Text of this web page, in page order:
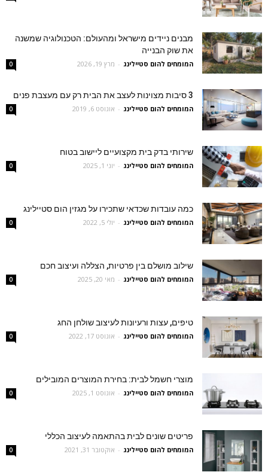
מבנים ניידים מישראל ומהעולם: הטכנולוגיה שמשנה
את שוק הבנייה
המומחים להום סטיילינג - מרץ 19, 2026 0
3 סיבות מצוינות לעצב את הבית רק עם מעצבת פנים
המומחים להום סטיילינג - אוגוסט 6, 2019 0
שירותי בדק בית מקצועיים ליישוב בטוח
המומחים להום סטיילינג - יוני 1, 2025 0
כמה עובדות שכדאי שתכירו על מגזין הום סטיילינג
המומחים להום סטיילינג - יולי 5, 2022 0
שילוב מושלם בין פרטיות, הצללה ועיצוב חכם
המומחים להום סטיילינג - מאי 20, 2025 0
טיפים, עצות ורעיונות לעיצוב שולחן החג
המומחים להום סטיילינג - אוגוסט 17, 2022 0
מוצרי חשמל לבית: בחירת המוצרים המובילים
המומחים להום סטיילינג - אוגוסט 1, 2025 0
פריטים שונים לבית בהתאמה לעיצוב הכללי
המומחים להום סטיילינג - אוקטובר 31, 2021 0